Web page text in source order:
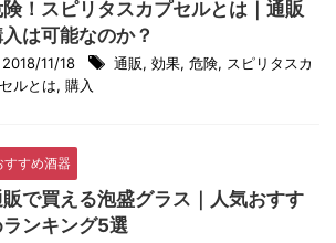
！スピリタスカプセルとは｜通販
入は可能なのか？
2018/11/18 通販, 効果, 危険, スピリタスカ
ルとは, 購入
すすめ酒器
で買える泡盛グラス｜人気おすす
ンキング5選